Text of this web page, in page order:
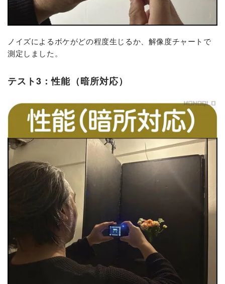
ノイズによるボケがどの程度生じるか、解像度チャートで
測定しました。
テスト3：性能（暗所対応）